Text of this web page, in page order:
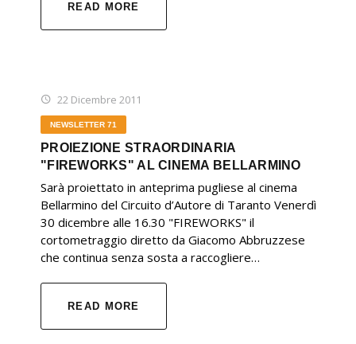
READ MORE
22 Dicembre 2011
NEWSLETTER 71
PROIEZIONE STRAORDINARIA
"FIREWORKS" AL CINEMA BELLARMINO
Sarà proiettato in anteprima pugliese al cinema
Bellarmino del Circuito d’Autore di Taranto Venerdì
30 dicembre alle 16.30 "FIREWORKS" il
cortometraggio diretto da Giacomo Abbruzzese
che continua senza sosta a raccogliere…
READ MORE